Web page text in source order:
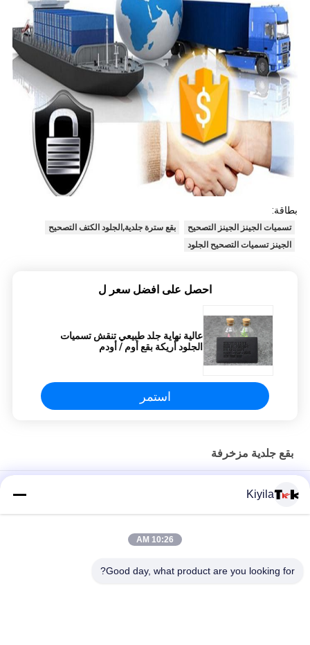
بطاقة:
تسميات الجينز الجينز التصحيح
بقع سترة جلدية,الجلود الكتف التصحيح
الجينز تسميات التصحيح الجلود
احصل على افضل سعر ل
عالية نهاية جلد طبيعي تنقش تسميات
الجلود أريكة بقع أوم / أودم
استمر
بقع جلدية مزخرفة
الملحقات العلامة المعلقة لملابس
ملصقات تطريز كلاسيكية عالية مخصصة من المصنع لملابس الملابس
في الملابس
Kiyila
10:26 AM
Good day, what product are you looking for?